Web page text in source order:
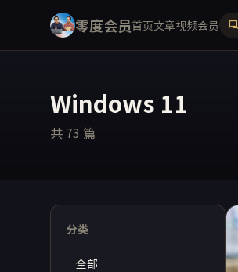
零度会员首页文章视频会员
Windows 11
共 73 篇
分类
全部